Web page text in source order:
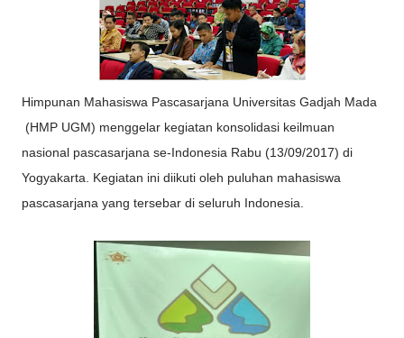
Himpunan Mahasiswa Pascasarjana Universitas Gadjah Mada
(HMP UGM) menggelar kegiatan konsolidasi keilmuan
nasional pascasarjana se-Indonesia Rabu (13/09/2017) di
Yogyakarta. Kegiatan ini diikuti oleh puluhan mahasiswa
pascasarjana yang tersebar di seluruh Indonesia.